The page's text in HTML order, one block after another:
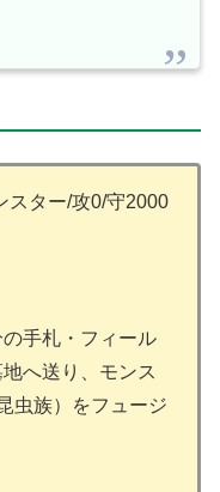
スター/攻0/守2000
の手札・フィール
へ送り、モンス
虫族）をフュージ